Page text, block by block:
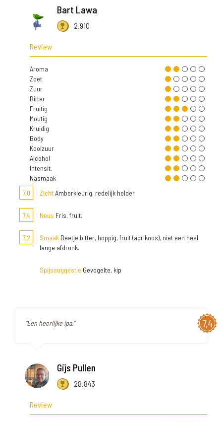
Bart Lawa
2.910
Review
Aroma
Zoet
Zuur
Bitter
Fruitig
Moutig
Kruidig
Body
Koolzuur
Alcohol
Intensit.
Nasmaak
7,0
ZichtAmberkleurig, redelijk helder
7,4 Neus Fris, fruit.
7,2 Smaak Beetje bitter, hoppig, fruit (abrikoos), niet een heel
lange afdronk.
Spijssuggestie Gevogelte, kip
7,4
"Een heerlijke ipa."
Gijs Pullen
28.843
Review